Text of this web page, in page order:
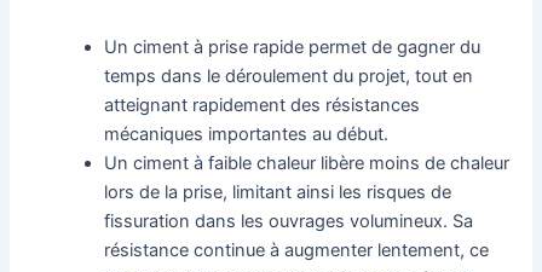
Un ciment à prise rapide permet de gagner du
temps dans le déroulement du projet, tout en
atteignant rapidement des résistances
mécaniques importantes au début.
Un ciment à faible chaleur libère moins de chaleur
lors de la prise, limitant ainsi les risques de
fissuration dans les ouvrages volumineux. Sa
résistance continue à augmenter lentement, ce